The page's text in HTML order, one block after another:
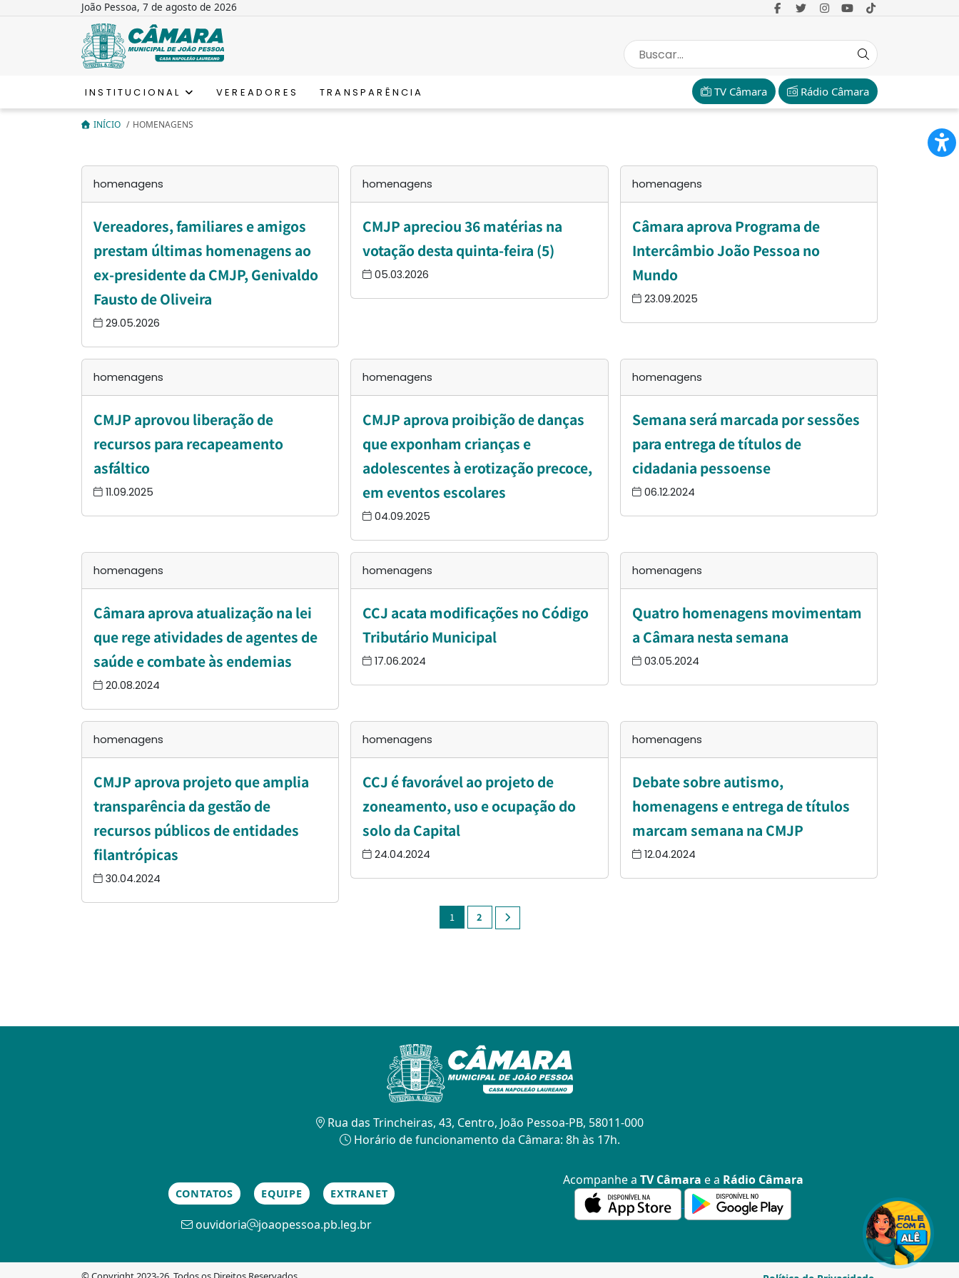
João Pessoa, 7 de agosto de 2026
INSTITUCIONAL VEREADORES TRANSPARÊNCIA TV Câmara Rádio Câmara
INÍCIO / HOMENAGENS
homenagens
Vereadores, familiares e amigos
prestam últimas homenagens ao
ex-presidente da CMJP, Genivaldo
Fausto de Oliveira
29.05.2026
homenagens
CMJP apreciou 36 matérias na
votação desta quinta-feira (5)
05.03.2026
homenagens
Câmara aprova Programa de
Intercâmbio João Pessoa no
Mundo
23.09.2025
homenagens
CMJP aprovou liberação de
recursos para recapeamento
asfáltico
11.09.2025
homenagens
CMJP aprova proibição de danças
que exponham crianças e
adolescentes à erotização precoce,
em eventos escolares
04.09.2025
homenagens
Semana será marcada por sessões
para entrega de títulos de
cidadania pessoense
06.12.2024
homenagens
Câmara aprova atualização na lei
que rege atividades de agentes de
saúde e combate às endemias
20.08.2024
homenagens
CCJ acata modificações no Código
Tributário Municipal
17.06.2024
homenagens
Quatro homenagens movimentam
a Câmara nesta semana
03.05.2024
homenagens
CMJP aprova projeto que amplia
transparência da gestão de
recursos públicos de entidades
filantrópicas
30.04.2024
homenagens
CCJ é favorável ao projeto de
zoneamento, uso e ocupação do
solo da Capital
24.04.2024
homenagens
Debate sobre autismo,
homenagens e entrega de títulos
marcam semana na CMJP
12.04.2024
1 2
Rua das Trincheiras, 43, Centro, João Pessoa-PB, 58011-000
Horário de funcionamento da Câmara: 8h às 17h.
CONTATOS EQUIPE EXTRANET
ouvidoria joaopessoa.pb.leg.br
Acompanhe a TV Câmara e a Rádio Câmara